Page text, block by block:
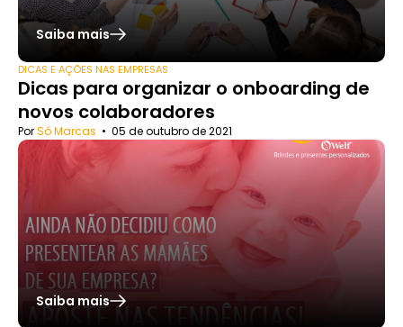
Saiba mais
DICAS E AÇÕES NAS EMPRESAS
Dicas para organizar o onboarding de
novos colaboradores
PorSó Marcas • 05 de outubro de 2021
Saiba mais